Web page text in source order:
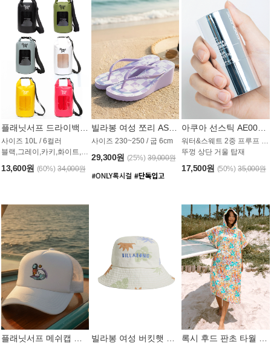
사이즈 10L / 6컬러
블랙,그레이,카키,화이트,옐로우,핑크
13,600원 (60%) 34,000원
사이즈 230~250 / 굽 6cm
29,300원 (25%) 39,000원
워터&스웨트 2중 프루프 / SPF 50+
뚜껑 상단 거울 탑재
17,500원 (50%) 35,000원